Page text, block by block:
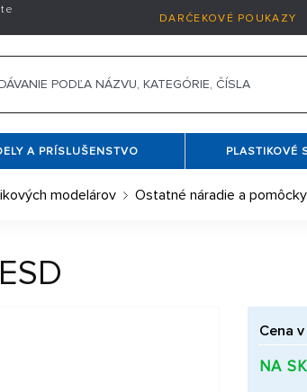
DARČEKOVÉ POUKAZY
A PRÍSLUŠENSTVO PLASTIKOVÉ
modelárov Ostatné náradie a pomôcky
Cena
NA